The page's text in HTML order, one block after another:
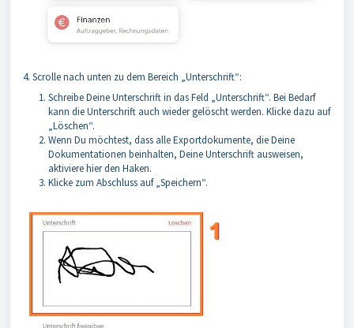
4. Scrolle nach unten zu dem Bereich „Unterschrift“:
Schreibe Deine Unterschrift in das Feld „Unterschrift“. Bei Bedarf
kann die Unterschrift auch wieder gelöscht werden. Klicke dazu auf
„Löschen“.
Wenn Du möchtest, dass alle Exportdokumente, die Deine
Dokumentationen beinhalten, Deine Unterschrift ausweisen,
aktiviere hier den Haken.
Klicke zum Abschluss auf „Speichern“.